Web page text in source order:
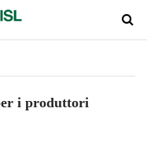
i produttori